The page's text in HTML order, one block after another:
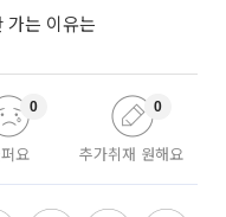
가는 이유는
요
0
추가취재 원해요
0